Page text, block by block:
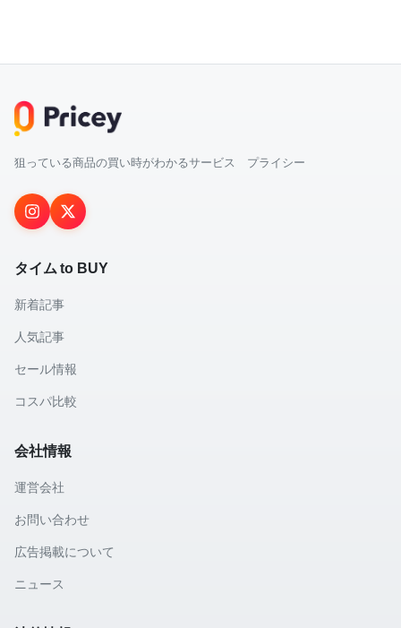
狙っている商品の買い時がわかるサービス プライシー
タイム to BUY
新着記事
人気記事
セール情報
コスパ比較
会社情報
運営会社
お問い合わせ
広告掲載について
ニュース